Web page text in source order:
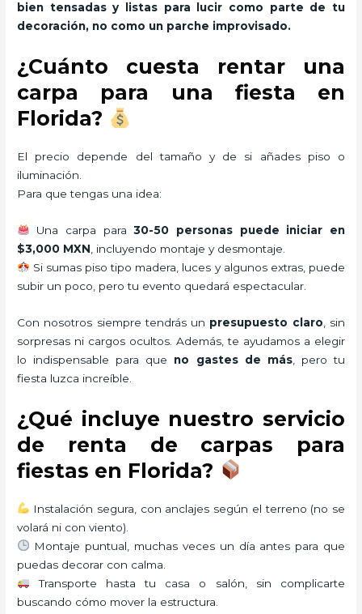
bien tensadas y listas para lucir como parte de tu
decoración, no como un parche improvisado.
¿Cuánto cuesta rentar una
carpa para una fiesta en
Florida?
El precio depende del tamaño y de si añades piso o
iluminación.
Para que tengas una idea:
Una carpa para30-50 personas puede iniciar en
$3,000 MXN , incluyendo montaje y desmontaje.
Si sumas piso tipo madera, luces y algunos extras, puede
subir un poco, pero tu evento quedará espectacular.
Con nosotros siempre tendrás un presupuesto claro , sin
sorpresas ni cargos ocultos. Además, te ayudamos a elegir
lo indispensable para que no gastes de más, pero tu
fiesta luzca increíble.
¿Qué incluye nuestro servicio
de renta de carpas para
fiestas en Florida?
Instalación segura, con anclajes según el terreno (no se
volará ni con viento).
Montaje puntual, muchas veces un día antes para que
puedas decorar con calma.
Transporte hasta tu casa o salón, sin complicarte
buscando cómo mover la estructura.